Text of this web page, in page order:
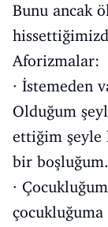
Bunu ancak
Aforizmalar:
· İstemeden
Olduğum
ettiğim şeyle
bir boşluğum.
·